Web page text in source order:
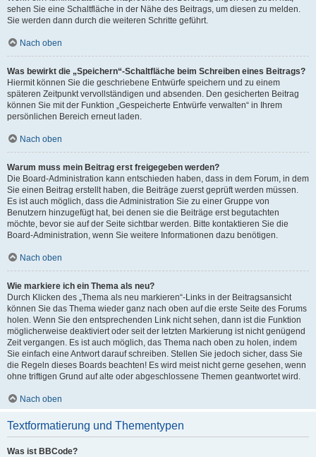
sehen Sie eine Schaltfläche in der Nähe des Beitrags, um diesen zu melden.
Sie werden dann durch die weiteren Schritte geführt.
Nach oben
Was bewirkt die „Speichern“-Schaltfläche beim Schreiben eines Beitrags?
Hiermit können Sie die geschriebene Entwürfe speichern und zu einem
späteren Zeitpunkt vervollständigen und absenden. Den gesicherten Beitrag
können Sie mit der Funktion „Gespeicherte Entwürfe verwalten“ in Ihrem
persönlichen Bereich erneut laden.
Nach oben
Warum muss mein Beitrag erst freigegeben werden?
Die Board-Administration kann entschieden haben, dass in dem Forum, in dem
Sie einen Beitrag erstellt haben, die Beiträge zuerst geprüft werden müssen.
Es ist auch möglich, dass die Administration Sie zu einer Gruppe von
Benutzern hinzugefügt hat, bei denen sie die Beiträge erst begutachten
möchte, bevor sie auf der Seite sichtbar werden. Bitte kontaktieren Sie die
Board-Administration, wenn Sie weitere Informationen dazu benötigen.
Nach oben
Wie markiere ich ein Thema als neu?
Durch Klicken des „Thema als neu markieren“-Links in der Beitragsansicht
können Sie das Thema wieder ganz nach oben auf die erste Seite des Forums
holen. Wenn Sie den entsprechenden Link nicht sehen, dann ist die Funktion
möglicherweise deaktiviert oder seit der letzten Markierung ist nicht genügend
Zeit vergangen. Es ist auch möglich, das Thema nach oben zu holen, indem
Sie einfach eine Antwort darauf schreiben. Stellen Sie jedoch sicher, dass Sie
die Regeln dieses Boards beachten! Es wird meist nicht gerne gesehen, wenn
ohne triftigen Grund auf alte oder abgeschlossene Themen geantwortet wird.
Nach oben
Textformatierung und Thementypen
Was ist BBCode?